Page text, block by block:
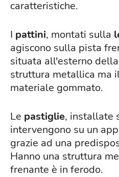
caratteristiche.
I pattini, montati sulla
agiscono sulla pista
situata all'esterno
struttura metallica ma
materiale gommato.
Le pastiglie, installate
intervengono su un
grazie ad una
Hanno una struttura
frenante è in ferodo.